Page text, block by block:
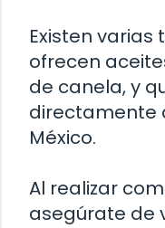
Existen varias
ofrecen
de canela, y
directamente
México.
Al realizar
asegúrate de